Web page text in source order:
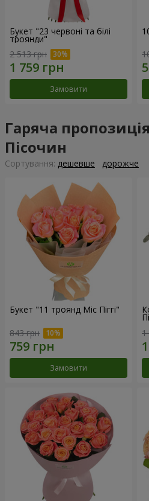
Букет "23 червоні та білі
троянди"
2 513 грн
Замовити
Гаряча
Пісочин
Сортування: дешевше дорожче
Букет "11 троянд Міс Піггі"
843 грн
Замовити
1